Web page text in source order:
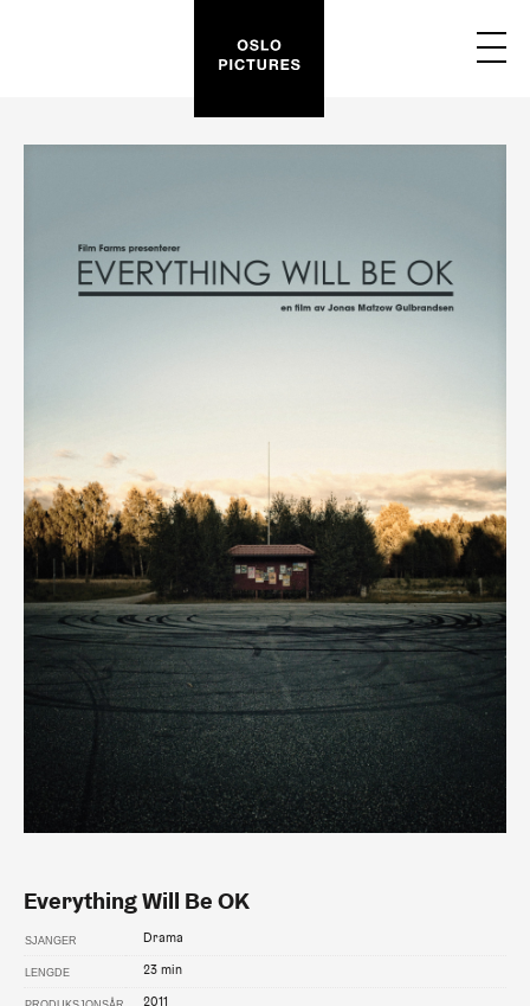
SE TRAILER
KJØP
IMDB
Everything Will Be OK
SJANGER Drama
LENGDE 23 min
2011